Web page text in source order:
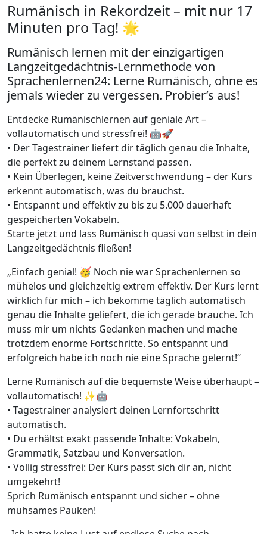
Rumänisch in Rekordzeit – mit nur 17
Minuten pro Tag! 🌟
Rumänisch lernen mit der einzigartigen
Langzeitgedächtnis-Lernmethode von
Sprachenlernen24: Lerne Rumänisch, ohne es
jemals wieder zu vergessen. Probier’s aus!
Entdecke Rumänischlernen auf geniale Art –
vollautomatisch und stressfrei! 🤖🚀
• Der Tagestrainer liefert dir täglich genau die Inhalte,
die perfekt zu deinem Lernstand passen.
• Kein Überlegen, keine Zeitverschwendung – der Kurs
erkennt automatisch, was du brauchst.
• Entspannt und effektiv zu bis zu 5.000 dauerhaft
gespeicherten Vokabeln.
Starte jetzt und lass Rumänisch quasi von selbst in dein
Langzeitgedächtnis fließen!
„Einfach genial! 🥳 Noch nie war Sprachenlernen so
mühelos und gleichzeitig extrem effektiv. Der Kurs lernt
wirklich für mich – ich bekomme täglich automatisch
genau die Inhalte geliefert, die ich gerade brauche. Ich
muss mir um nichts Gedanken machen und mache
trotzdem enorme Fortschritte. So entspannt und
erfolgreich habe ich noch nie eine Sprache gelernt!“
Lerne Rumänisch auf die bequemste Weise überhaupt –
vollautomatisch! ✨🤖
• Tagestrainer analysiert deinen Lernfortschritt
automatisch.
• Du erhältst exakt passende Inhalte: Vokabeln,
Grammatik, Satzbau und Konversation.
• Völlig stressfrei: Der Kurs passt sich dir an, nicht
umgekehrt!
Sprich Rumänisch entspannt und sicher – ohne
mühsames Pauken!